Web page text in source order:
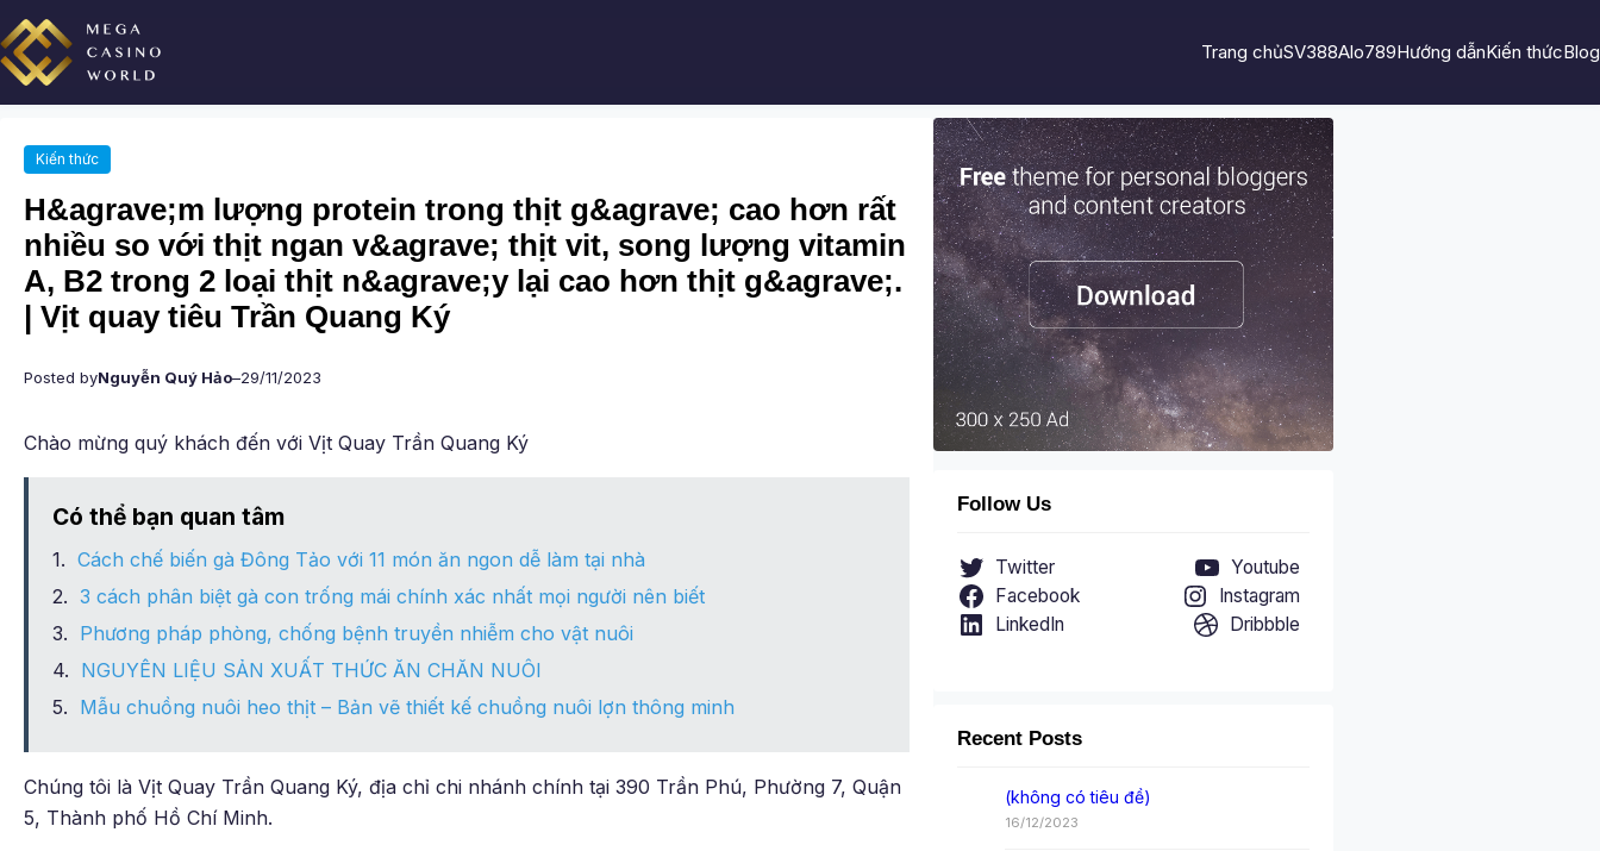
Chuyển
đến
phần
nội
Trang chủSV388Alo789Hướng dẫnKiến thứcBlog
Kiến thức
H&agrave;m lượng protein trong thịt g&agrave; cao hơn rất
nhiều so với thịt ngan v&agrave; thịt vit, song lượng vitamin
A, B2 trong 2 loại thịt n&agrave;y lại cao hơn thịt g&agrave;.
| Vịt quay tiêu Trần Quang Ký
Posted byNguyễn Quý Hảo–29/11/2023
Chào mừng quý khách đến với Vịt Quay Trần Quang Ký
Có thể bạn quan tâm
Cách chế biến gà Đông Tảo với 11 món ăn ngon dễ làm tại nhà
3 cách phân biệt gà con trống mái chính xác nhất mọi người nên biết
Phương pháp phòng, chống bệnh truyền nhiễm cho vật nuôi
NGUYÊN LIỆU SẢN XUẤT THỨC ĂN CHĂN NUÔI
Mẫu chuồng nuôi heo thịt – Bản vẽ thiết kế chuồng nuôi lợn thông minh
Chúng tôi là Vịt Quay Trần Quang Ký, địa chỉ chi nhánh chính tại 390 Trần Phú, Phường 7, Quận
5, Thành phố Hồ Chí Minh.
Follow Us
Twitter
Youtube
Facebook
Instagram
LinkedIn
Dribbble
Recent Posts
(không có tiêu đề)
16/12/2023